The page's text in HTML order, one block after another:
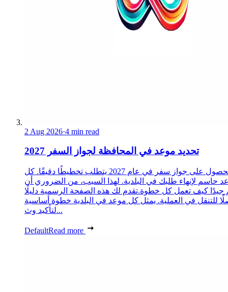
2 Aug 2026·4 min read
تحديد موعد في المحافظة لجواز السفر 2027
الحصول على جواز سفر في عام 2027 يتطلب تخطيطًا دقيقًا. كل
حاسم لإنهاء طلبك في البلدية. لهذا السبب، من الضروري أن
جيدًا كيف تعمل كل خطوة.تقدم لك هذه الصفحة الرسمية دليلًا
للتنقل في العملية. يمثل كل موعد في البلدية خطوة أساسية
لتأكيد وث...
DefaultRead more